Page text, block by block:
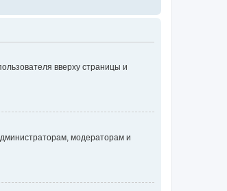
вверху страницы и
модераторам и